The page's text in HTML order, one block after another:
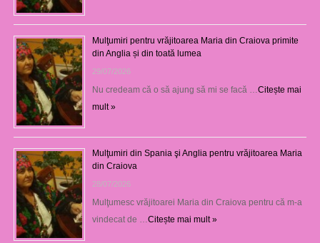
Mulţumiri pentru vrăjitoarea Maria din Craiova primite
din Anglia și din toată lumea
29/07/2026
Nu credeam că o să ajung să mi se facă … Citește mai
mult »
Mulţumiri din Spania şi Anglia pentru vrăjitoarea Maria
din Craiova
28/07/2026
Mulţumesc vrăjitoarei Maria din Craiova pentru că m-a
vindecat de … Citește mai mult »